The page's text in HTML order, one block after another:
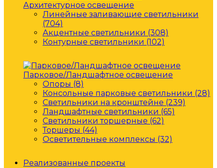
Архитектурное освещение
Линейные заливающие светильники
(704)
Акцентные светильники (308)
Контурные светильники (102)
Парковое/Ландшафтное освещение
Опоры (8)
Консольные парковые светильники (28)
Светильники на кронштейне (239)
Ландшафтные светильники (65)
Светильники торшерные (62)
Торшеры (44)
Осветительные комплексы (32)
Реализованные проекты